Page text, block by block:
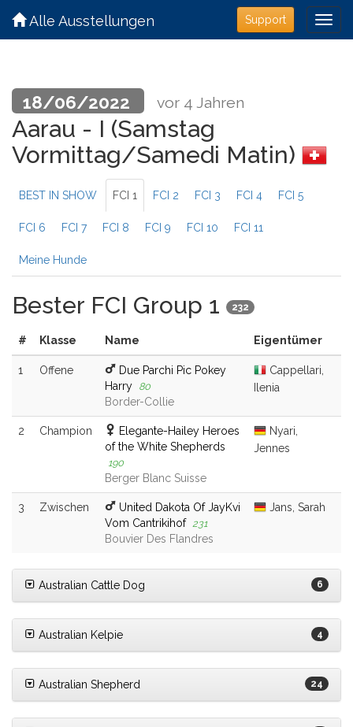
Support
Alle Ausstellungen
18/06/2022 vor 4 Jahren
Aarau - I (Samstag
Vormittag/Samedi Matin)
BEST IN SHOW FCI 1 FCI 2 FCI 3 FCI 4 FCI 5
FCI 6 FCI 7 FCI 8 FCI 9 FCI 10 FCI 11
Meine Hunde
Bester FCI Group 1 232
# Klasse Name Eigentümer
1 Offene
Due Parchi Pic Pokey
Harry 80
Border-Collie
Cappellari,
Ilenia
2 Champion
Elegante-Hailey Heroes
of the White Shepherds
190
Berger Blanc Suisse
Nyari,
Jennes
3 Zwischen
United Dakota Of JayKvi
Vom Cantrikihof 231
Bouvier Des Flandres
Jans, Sarah
Australian Cattle Dog 6
Australian Kelpie 4
Australian Shepherd 24